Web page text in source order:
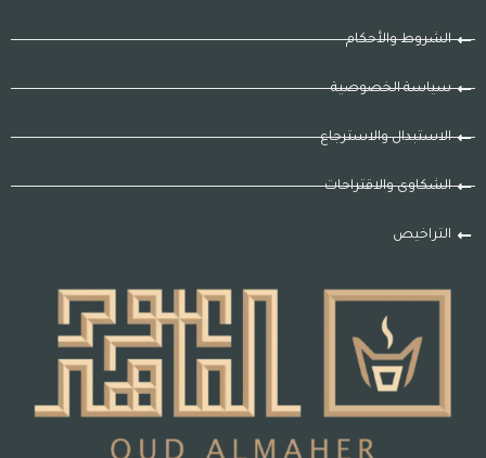
الشروط والأحكام
سياسة الخصوصية
الاستبدال والاسترجاع
الشكاوى والاقتراحات
التراخيص